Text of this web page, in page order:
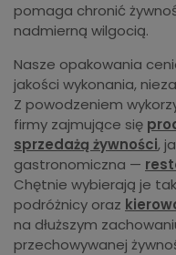
pomaga chronić
nadmierną wilgocią.
Nasze opakowania
jakości wykonania,
Z powodzeniem
firmy zajmujące się
sprzedażą żywności,
gastronomiczna —
Chętnie wybierają je
podróżnicy oraz
na dłuższym
przechowywanej